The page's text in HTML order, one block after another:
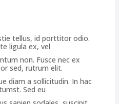
tellus, id porttitor odio.
ligula ex, vel
non. Fusce nec ex
sed, rutrum elit.
diam a sollicitudin. In hac
Sed eu